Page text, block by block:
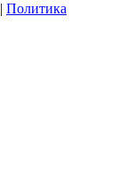
| Политика